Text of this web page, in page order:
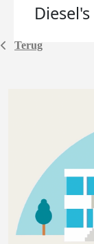
Terug
Diesel's